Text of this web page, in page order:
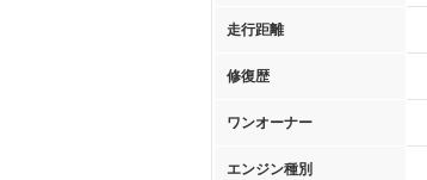
走行距離
修復歴
ワンオーナー
エンジン種別